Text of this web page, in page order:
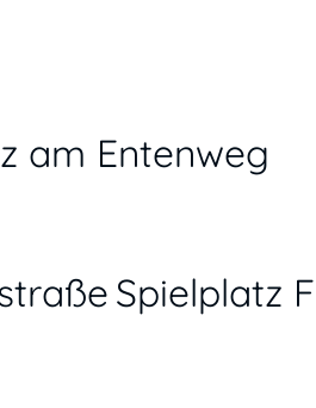
am Entenweg
Spielplatz